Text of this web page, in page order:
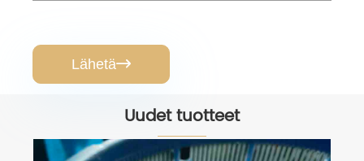
Lähetä
Uudet tuotteet